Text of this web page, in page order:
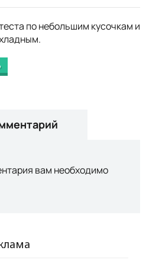
по небольшим кусочкам и
вам необходимо